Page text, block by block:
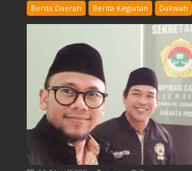
Berita Daerah Berita Kegiatan Dakwah